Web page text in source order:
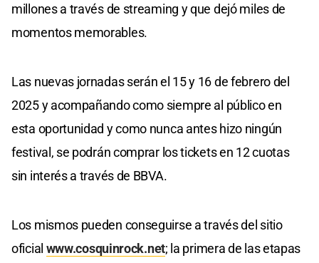
millones a través de streaming y que dejó miles de
momentos memorables.
Las nuevas jornadas serán el 15 y 16 de febrero del
2025 y acompañando como siempre al público en
esta oportunidad y como nunca antes hizo ningún
festival, se podrán comprar los tickets en 12 cuotas
sin interés a través de BBVA.
Los mismos pueden conseguirse a través del sitio
oficial www.cosquinrock.net; la primera de las etapas